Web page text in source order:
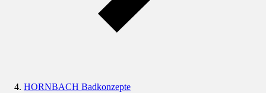
HORNBACH Badkonzepte